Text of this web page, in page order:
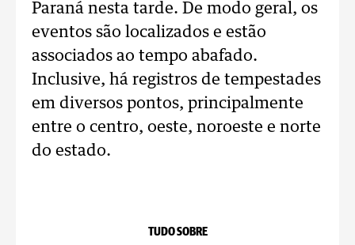
Paraná nesta tarde. De modo geral, os
eventos são localizados e estão
associados ao tempo abafado.
Inclusive, há registros de tempestades
em diversos pontos, principalmente
entre o centro, oeste, noroeste e norte
do estado.
TUDO SOBRE